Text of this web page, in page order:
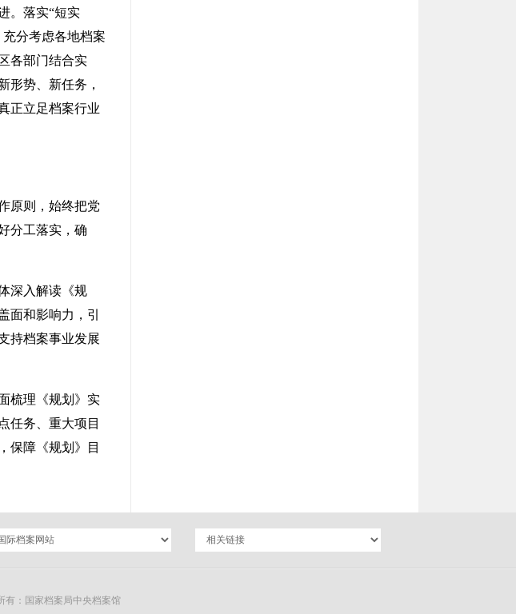
。落实“短实
分考虑各地档案
各部门结合实
形势、新任务，
正立足档案行业
原则，始终把党
分工落实，确
深入解读《规
面和影响力，引
持档案事业发展
梳理《规划》实
任务、重大项目
保障《规划》目
有：国家档案局中央档案馆